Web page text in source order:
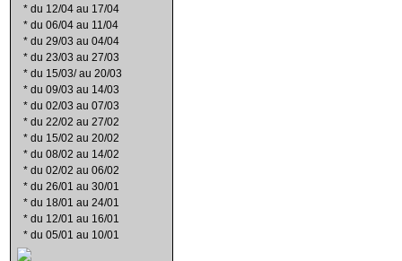
* du 12/04 au 17/04
* du 06/04 au 11/04
* du 29/03 au 04/04
* du 23/03 au 27/03
* du 15/03/ au 20/03
* du 09/03 au 14/03
* du 02/03 au 07/03
* du 22/02 au 27/02
* du 15/02 au 20/02
* du 08/02 au 14/02
* du 02/02 au 06/02
* du 26/01 au 30/01
* du 18/01 au 24/01
* du 12/01 au 16/01
* du 05/01 au 10/01